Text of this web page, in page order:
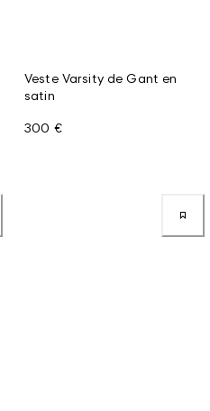
Veste Varsity de Gant en
satin
300 €